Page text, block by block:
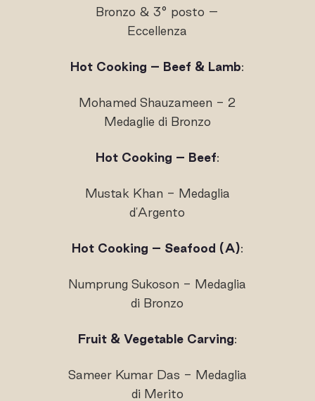
Bronzo & 3° posto –
Eccellenza
Hot Cooking – Beef & Lamb:
Mohamed Shauzameen - 2
Medaglie di Bronzo
Hot Cooking – Beef:
Mustak Khan - Medaglia
d'Argento
Hot Cooking – Seafood (A):
Numprung Sukoson - Medaglia
di Bronzo
Fruit & Vegetable Carving:
Sameer Kumar Das - Medaglia
di Merito